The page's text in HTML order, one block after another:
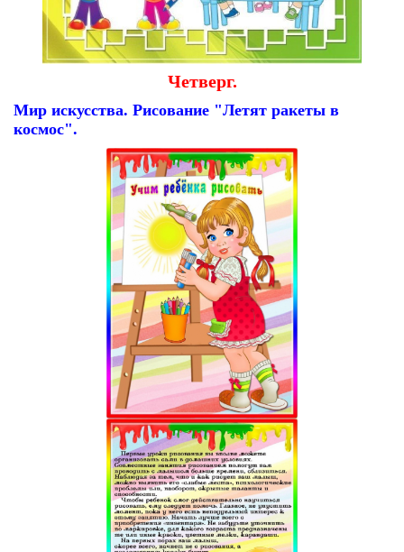
Четверг.
Мир искусства. Рисование "Летят ракеты в
космос".